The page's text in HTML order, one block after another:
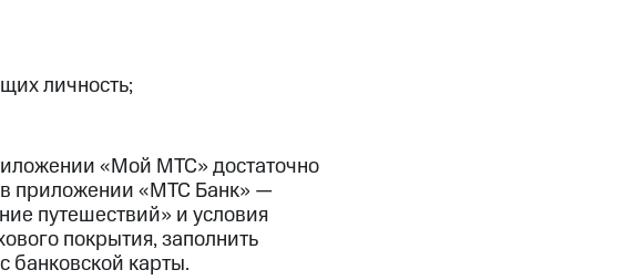
личность;
«Мой МТС» достаточно
приложении «МТС Банк» —
путешествий» и условия
покрытия, заполнить
банковской карты.